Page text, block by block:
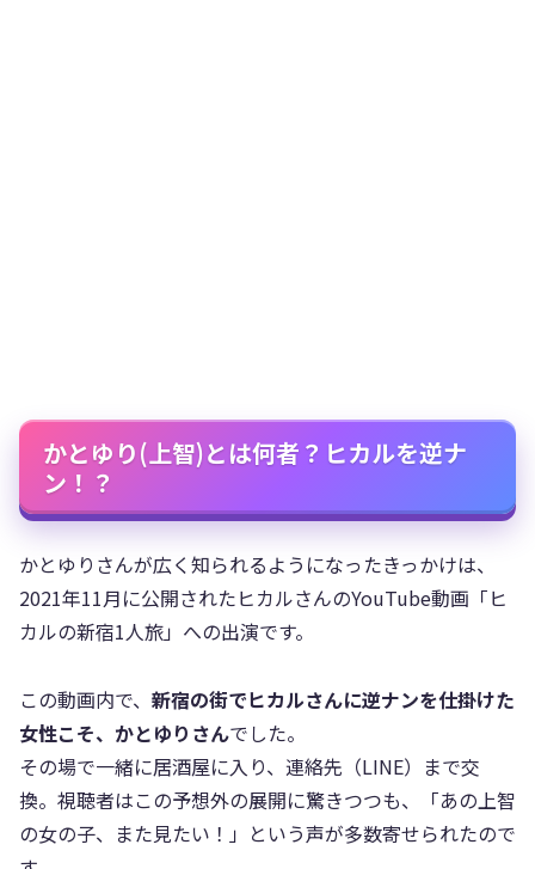
かとゆり(上智)とは何者？ヒカルを逆ナ
ン！？
かとゆりさんが広く知られるようになったきっかけは、
2021年11月に公開されたヒカルさんのYouTube動画「ヒ
カルの新宿1人旅」への出演です。
この動画内で、 新宿の街でヒカルさんに逆ナンを仕掛けた
女性こそ、かとゆりさんでした。
その場で一緒に居酒屋に入り、連絡先（LINE）まで交
換。視聴者はこの予想外の展開に驚きつつも、「あの上智
の女の子、また見たい！」という声が多数寄せられたので